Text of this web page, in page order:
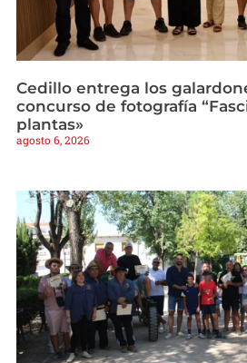
Cedillo entrega los
concurso de fotografía
plantas»
agosto 6, 2026